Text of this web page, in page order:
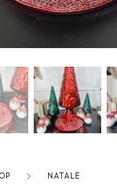
Careers
Community
Blog
NATALE